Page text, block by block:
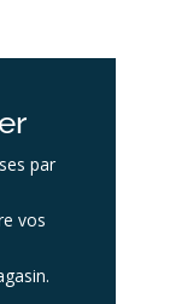
par
vos